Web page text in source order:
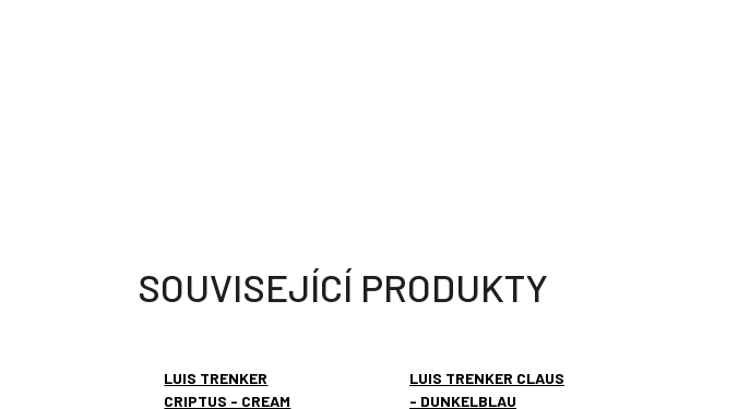
SOUVISEJÍCÍ PRODUKTY
LUIS TRENKER
CRIPTUS - CREAM
LUIS TRENKER CLAUS
- DUNKELBLAU